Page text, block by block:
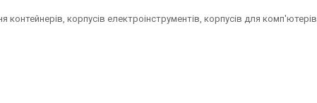
корпусів електроінструментів, корпусів для комп'ютерів